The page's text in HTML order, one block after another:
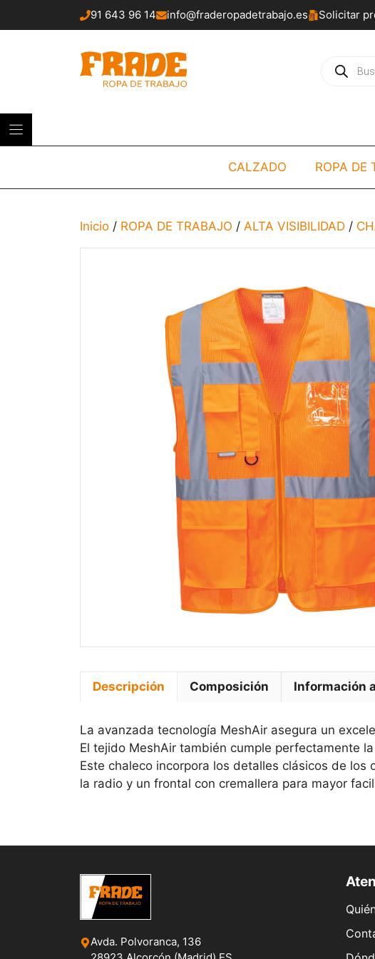
91 643 96 14 info@fraderopadetrabajo.es Solicitar
Búsqueda
de
CALZADO ROPA DE
Inicio / ROPA DE TRABAJO / ALTA VISIBILIDAD /
Descripción Composición Información
La avanzada tecnología MeshAir asegura un
El tejido MeshAir también cumple perfectamente la
Este chaleco incorpora los detalles clásicos de
la radio y un frontal con cremallera para mayor
Avda. Polvoranca, 136